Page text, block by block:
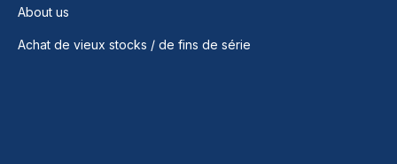
About us
Achat de vieux stocks / de fins de série